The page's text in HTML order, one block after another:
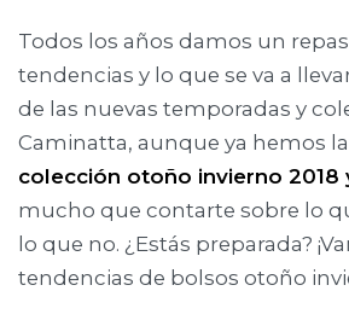
Todos los años damos un
tendencias y lo que se va a
de las nuevas temporadas y
Caminatta, aunque ya hemos
colección otoño invierno 2018
mucho que contarte sobre lo
lo que no. ¿Estás preparada?
tendencias de bolsos otoño